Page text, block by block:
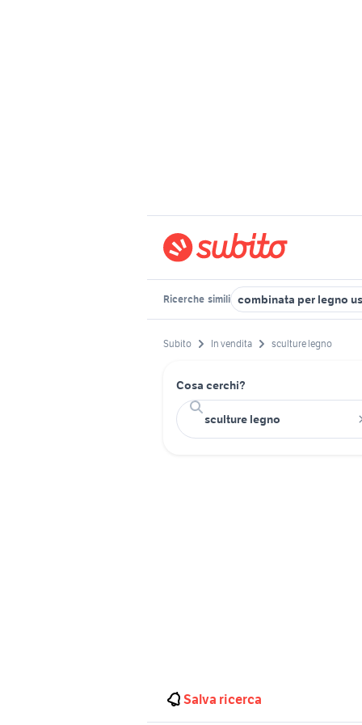
Ricerche simili combinata per legno
Subito In vendita sculture legno
Cosa cerchi?
Salva ricerca